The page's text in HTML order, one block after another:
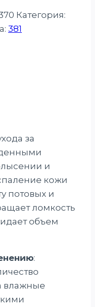
Категория:
381
за
и
кожи
потовых и
ломкость
объем
:
влажные